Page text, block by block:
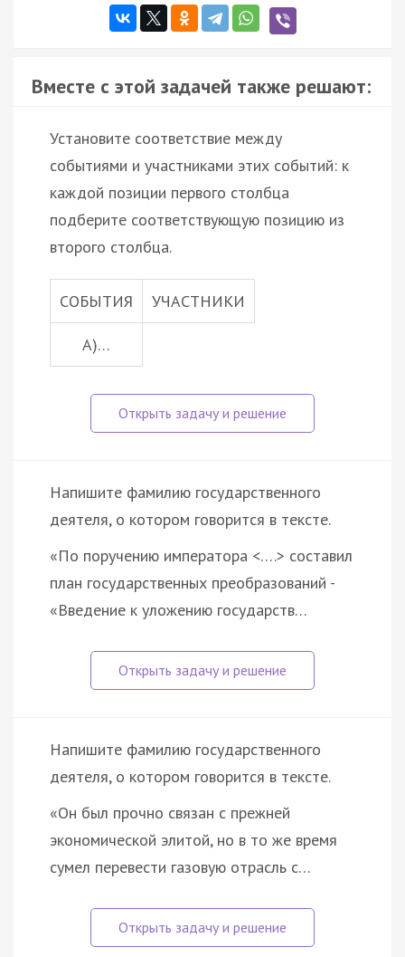
Вместе с этой задачей также решают:
Установите соответствие между
событиями и участниками этих событий: к
каждой позиции первого столбца
подберите соответствующую позицию из
второго столбца.
СОБЫТИЯ УЧАСТНИКИ
A)…
Напишите фамилию государственного
деятеля, о котором говорится в тексте.
«По поручению императора <….> составил
план государственных преобразований -
«Введение к уложению государств…
Напишите фамилию государственного
деятеля, о котором говорится в тексте.
«Он был прочно связан с прежней
экономической элитой, но в то же время
сумел перевести газовую отрасль с…